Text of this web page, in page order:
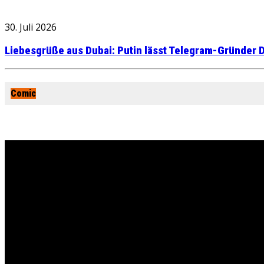
30. Juli 2026
Liebesgrüße aus Dubai: Putin lässt Telegram-Gründer
Comic